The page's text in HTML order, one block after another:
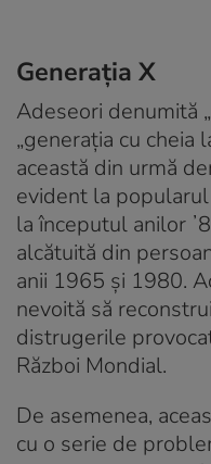
Generația X
Adeseori denumită
„generația cu cheia
această din urmă
evident la
la începutul anilor
alcătuită din
anii 1965 și 1980.
nevoită să
distrugerile
Război Mondial.
De asemenea,
cu o serie de